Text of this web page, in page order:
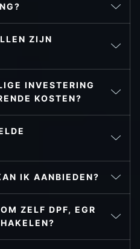
ZIJN
INVESTERING
KOSTEN?
IK AANBIEDEN?
ZELF DPF, EGR